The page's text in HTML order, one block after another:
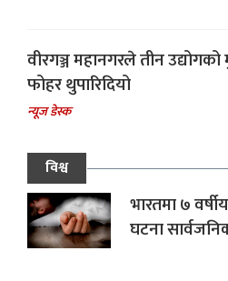
वीरगञ्ज महानगरले तीन उद्योगको
फोहर थुपारिदियो
न्यूज डेस्क
विश्व
भारतमा ७
घटना